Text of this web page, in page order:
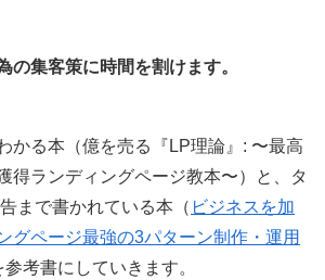
の集客策に時間を割けます。
かる本（億を売る『LP理論』: 〜最高
得ランディングページ教本〜）と、タ
まで書かれている本（ ビジネスを加
グページ最強の3パターン制作・運用
考書にしていきます。